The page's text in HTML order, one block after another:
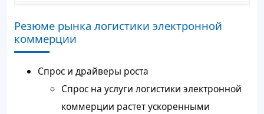
Резюме рынка логистики электронной
коммерции
Спрос и драйверы роста
Спрос на услуги логистики электронной
коммерции растет ускоренными